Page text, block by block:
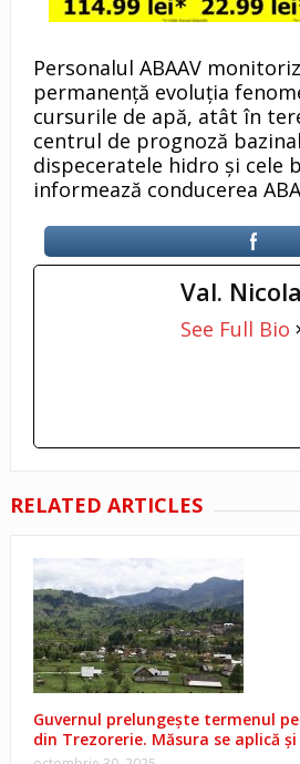
Personalul ABAAV
permanență evoluția
cursurile de apă, atât în
centrul de prognoză
dispeceratele hidro și cele
informează conducerea
Val.
See Full Bio
RELATED ARTICLES
Guvernul prelungește termenul
din Trezorerie. Măsura se aplică